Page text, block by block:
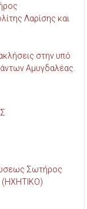
Λαρίσης και
στην υπό
Αμυγδαλέας.
Σωτήρος
(ΗΧΗΤΙΚΟ)